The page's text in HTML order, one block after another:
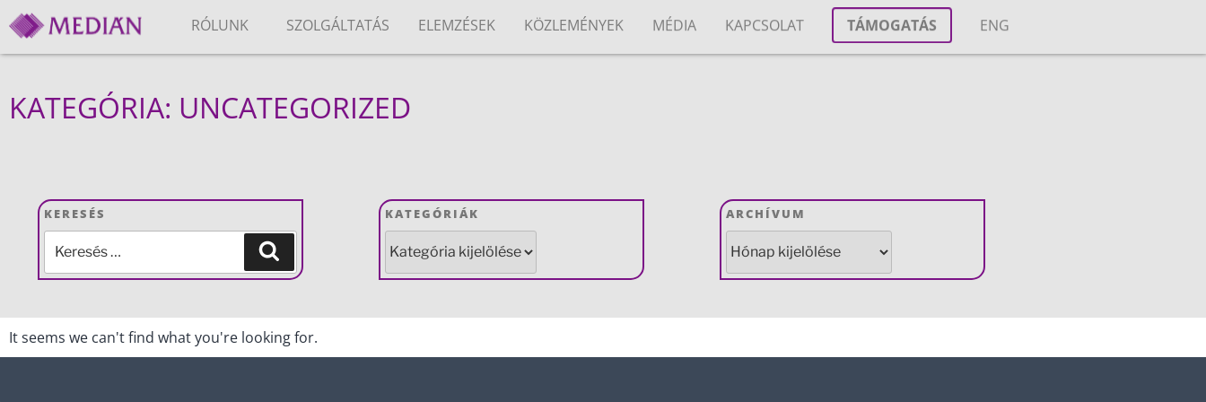
RÓLUNK SZOLGÁLTATÁS ELEMZÉSEK KÖZLEMÉNYEK MÉDIA KAPCSOLAT TÁMOGATÁS ENG
KATEGÓRIA: UNCATEGORIZED
KERESÉS KATEGÓRIÁK ARCHÍVUM
It seems we can't find what you're looking for.